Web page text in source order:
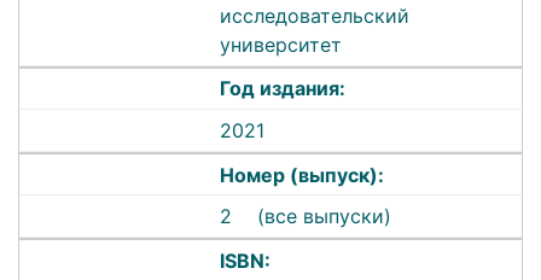
исследовательский
университет
Год издания:
2021
Номер (выпуск):
2
(все выпуски)
ISBN: